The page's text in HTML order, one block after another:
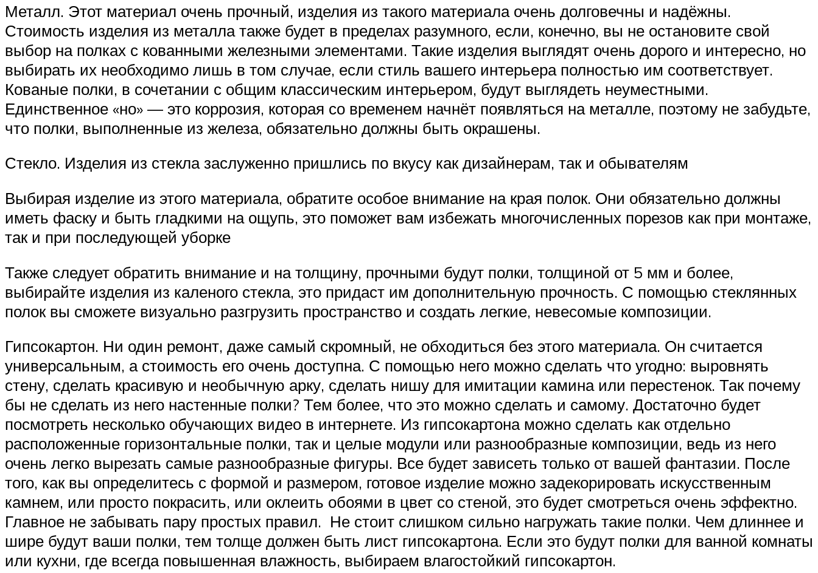
Металл. Этот материал очень прочный, изделия из такого материала очень долговечны и надёжны.
Стоимость изделия из металла также будет в пределах разумного, если, конечно, вы не остановите свой
выбор на полках с кованными железными элементами. Такие изделия выглядят очень дорого и интересно, но
выбирать их необходимо лишь в том случае, если стиль вашего интерьера полностью им соответствует.
Кованые полки, в сочетании с общим классическим интерьером, будут выглядеть неуместными.
Единственное «но» — это коррозия, которая со временем начнёт появляться на металле, поэтому не забудьте,
что полки, выполненные из железа, обязательно должны быть окрашены.
Стекло. Изделия из стекла заслуженно пришлись по вкусу как дизайнерам, так и обывателям
Выбирая изделие из этого материала, обратите особое внимание на края полок. Они обязательно должны
иметь фаску и быть гладкими на ощупь, это поможет вам избежать многочисленных порезов как при монтаже,
так и при последующей уборке
Также следует обратить внимание и на толщину, прочными будут полки, толщиной от 5 мм и более,
выбирайте изделия из каленого стекла, это придаст им дополнительную прочность. С помощью стеклянных
полок вы сможете визуально разгрузить пространство и создать легкие, невесомые композиции.
Гипсокартон. Ни один ремонт, даже самый скромный, не обходиться без этого материала. Он считается
универсальным, а стоимость его очень доступна. С помощью него можно сделать что угодно: выровнять
стену, сделать красивую и необычную арку, сделать нишу для имитации камина или перестенок. Так почему
бы не сделать из него настенные полки? Тем более, что это можно сделать и самому. Достаточно будет
посмотреть несколько обучающих видео в интернете. Из гипсокартона можно сделать как отдельно
расположенные горизонтальные полки, так и целые модули или разнообразные композиции, ведь из него
очень легко вырезать самые разнообразные фигуры. Все будет зависеть только от вашей фантазии. После
того, как вы определитесь с формой и размером, готовое изделие можно задекорировать искусственным
камнем, или просто покрасить, или оклеить обоями в цвет со стеной, это будет смотреться очень эффектно.
Главное не забывать пару простых правил. Не стоит слишком сильно нагружать такие полки. Чем длиннее и
шире будут ваши полки, тем толще должен быть лист гипсокартона. Если это будут полки для ванной комнаты
или кухни, где всегда повышенная влажность, выбираем влагостойкий гипсокартон.